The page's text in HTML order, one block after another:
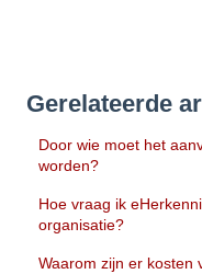
Gerelateerde
Door wie moet het
worden?
Hoe vraag ik
organisatie?
Waarom zijn er kosten